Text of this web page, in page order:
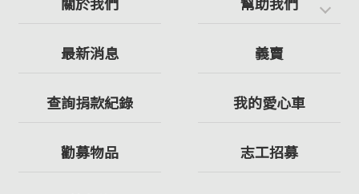
關於我們 幫助我們
最新消息 義賣
查詢捐款紀錄 我的愛心車
勸募物品 志工招募